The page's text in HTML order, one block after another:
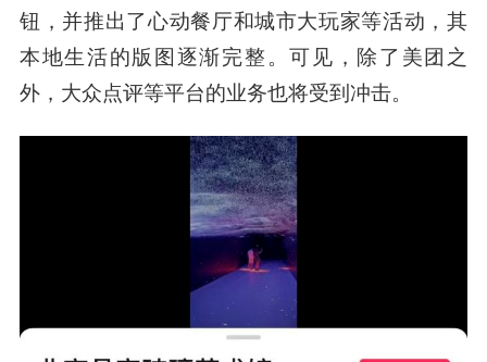
钮，并推出了心动餐厅和城市大玩家等活动，其
本地生活的版图逐渐完整。可见，除了美团之
外，大众点评等平台的业务也将受到冲击。